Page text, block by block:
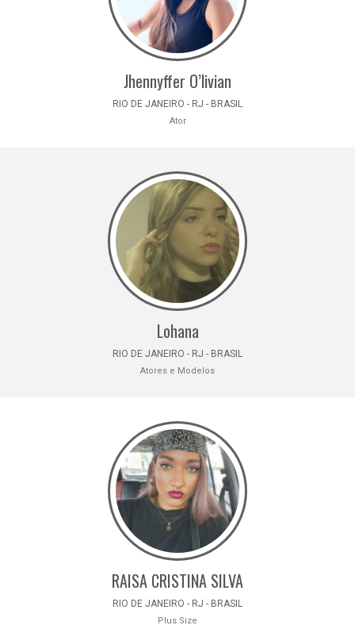
Jhennyffer O’livian
RIO DE JANEIRO - RJ - BRASIL
Ator
Lohana
RIO DE JANEIRO - RJ - BRASIL
Atores e Modelos
RAISA CRISTINA SILVA
RIO DE JANEIRO - RJ - BRASIL
Plus Size